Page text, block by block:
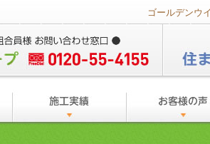
ゴールデンウ